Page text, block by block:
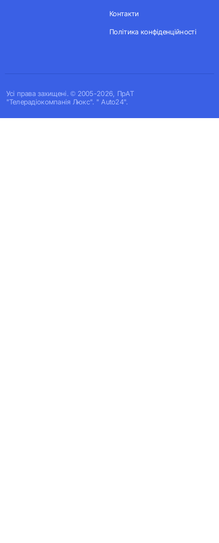
Усi права захищенi. © 2005-2026, ПрАТ
"Телерадіокомпанія Люкс". " Auto24".
Контакти
Політика конфіденційності